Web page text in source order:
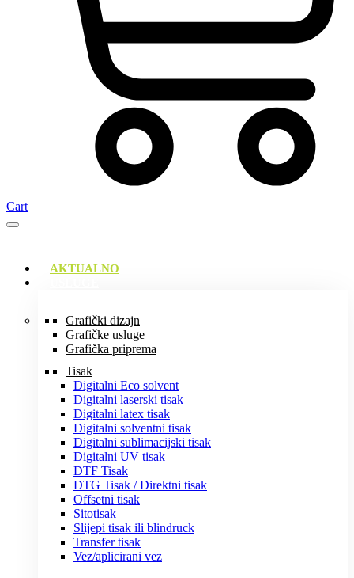
Cart
AKTUALNO
Grafički dizajn
Grafičke usluge
Grafička priprema
Tisak
Digitalni Eco solvent
Digitalni laserski tisak
Digitalni latex tisak
Digitalni solventni tisak
Digitalni sublimacijski tisak
Digitalni UV tisak
DTF Tisak
DTG Tisak / Direktni tisak
Offsetni tisak
Sitotisak
Slijepi tisak ili blindruck
Transfer tisak
Vez/aplicirani vez